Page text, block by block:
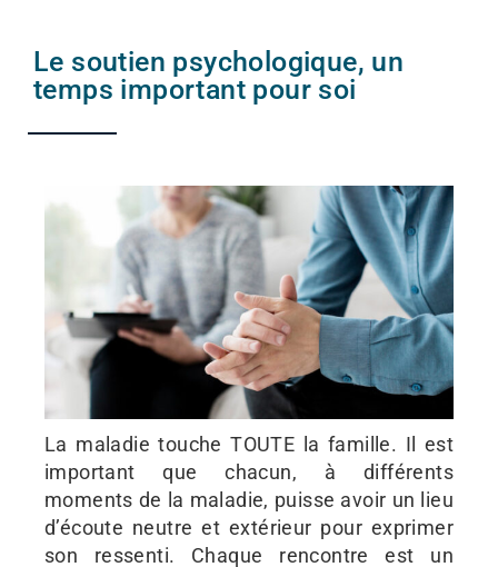
Le soutien psychologique, un
temps important pour soi
La maladie touche TOUTE la famille. Il est
important que chacun, à différents
moments de la maladie, puisse avoir un lieu
d’écoute neutre et extérieur pour exprimer
son ressenti. Chaque rencontre est un